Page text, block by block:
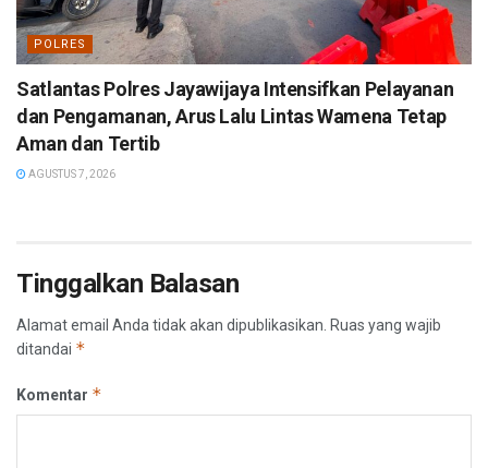
POLRES
Satlantas Polres Jayawijaya Intensifkan Pelayanan
dan Pengamanan, Arus Lalu Lintas Wamena Tetap
Aman dan Tertib
AGUSTUS 7, 2026
Tinggalkan Balasan
Alamat email Anda tidak akan dipublikasikan. Ruas yang wajib
ditandai *
Komentar *